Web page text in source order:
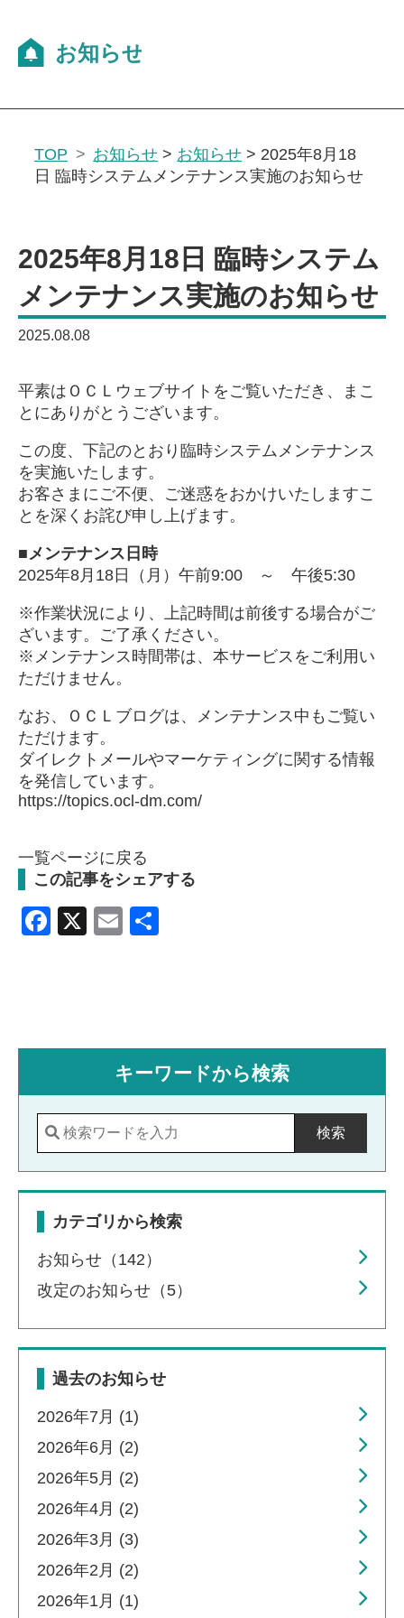
TOP お知らせ > お知らせ > 2025年8月18
日 臨時システムメンテナンス実施のお知らせ
2025年8月18日 臨時システム
メンテナンス実施のお知らせ
2025.08.08
平素はＯＣＬウェブサイトをご覧いただき、まこ
とにありがとうございます。
この度、下記のとおり臨時システムメンテナンス
を実施いたします。
お客さまにご不便、ご迷惑をおかけいたしますこ
とを深くお詫び申し上げます。
■メンテナンス日時
2025年8月18日（月）午前9:00 ～ 午後5:30
※作業状況により、上記時間は前後する場合がご
ざいます。ご了承ください。
※メンテナンス時間帯は、本サービスをご利用い
ただけません。
なお、 ＯＣＬブログは、メンテナンス中もご覧い
ただけます。
ダイレクトメールやマーケティングに関する情報
を発信しています。
https://topics.ocl-dm.com/
一覧ページに戻る
この記事をシェアする
Facebook
X Email
キーワードから検索
検索
カテゴリから検索
お知らせ（142）
改定のお知らせ（5）
過去のお知らせ
2026年7月 (1)
2026年6月 (2)
2026年5月 (2)
2026年4月 (2)
2026年3月 (3)
2026年2月 (2)
2026年1月 (1)